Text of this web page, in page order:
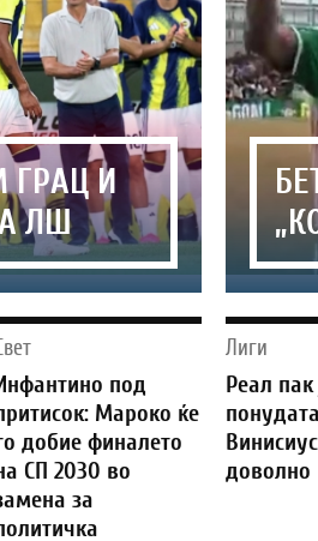
ГРАЦ И
ЛШ
под
Мароко ќе
добие финалето
СП 2030 во
за
Лиги
Реал пак
доволно